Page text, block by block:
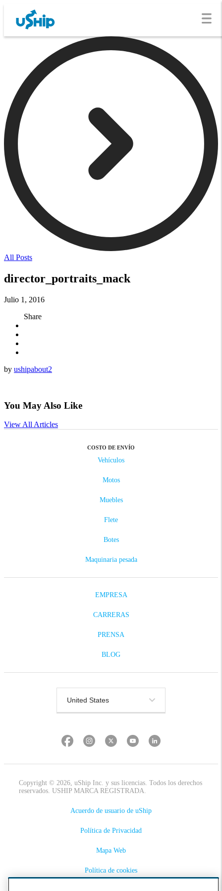
All Posts
director_portraits_mack
Julio 1, 2016
Share
by ushipabout2
You May Also Like
View All Articles
COSTO DE ENVÍO
Vehículos
Motos
Muebles
Flete
Botes
Maquinaria pesada
EMPRESA
CARRERAS
PRENSA
BLOG
Copyright © 2026, uShip Inc. y sus licencias. Todos los derechos
reservados. USHIP MARCA REGISTRADA.
Acuerdo de usuario de uShip
Política de Privacidad
Mapa Web
Política de cookies